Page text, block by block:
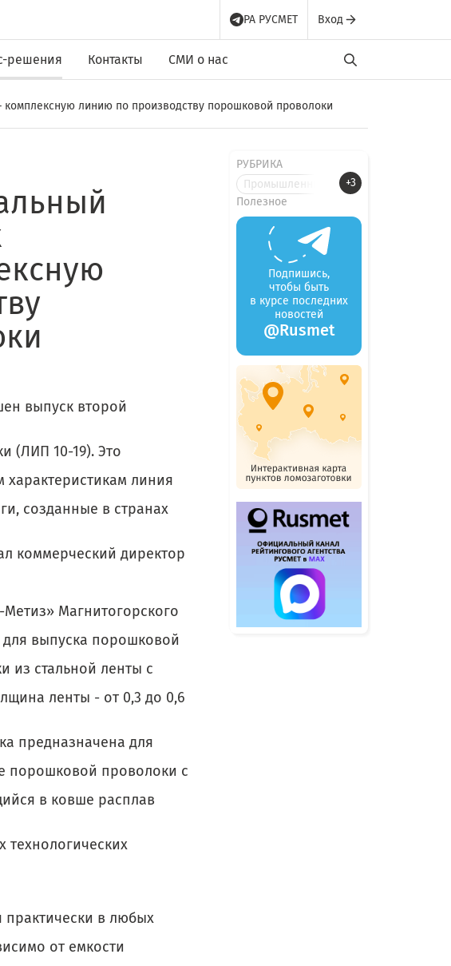
РА РУСМЕТ Вход
решения Контакты СМИ о нас
линию по производству порошковой проволоки
выпуск второй
(ЛИП 10-19). Это
характеристикам линия
созданные в странах
коммерческий директор
Магнитогорского
для выпуска порошковой
из стальной ленты с
ленты - от 0,3 до 0,6
предназначена для
порошковой проволоки с
в ковше расплав
в любых
от емкости
РУБРИКА
Промышленные новости
+3
Полезное
Подпишись,
чтобы быть
в курсе последних
новостей
@Rusmet